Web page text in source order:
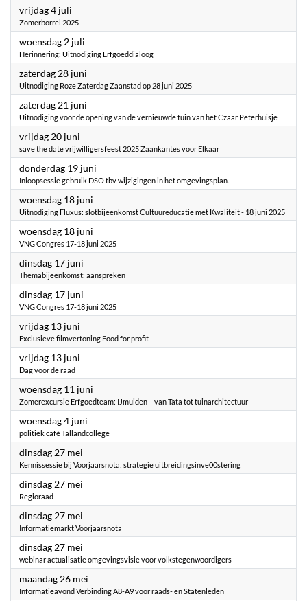
vrijdag 4 juli
Zomerborrel 2025
woensdag 2 juli
Herinnering: Uitnodiging Erfgoeddialoog
zaterdag 28 juni
Uitnodiging Roze Zaterdag Zaanstad op 28 juni 2025
zaterdag 21 juni
Uitnodiging voor de opening van de vernieuwde tuin van het Czaar Peterhuisje
vrijdag 20 juni
save the date vrijwilligersfeest 2025 Zaankantes voor Elkaar
donderdag 19 juni
Inloopsessie gebruik DSO tbv wijzigingen in het omgevingsplan.
woensdag 18 juni
Uitnodiging Fluxus: slotbijeenkomst Cultuureducatie met Kwaliteit - 18 juni 2025
woensdag 18 juni
VNG Congres 17-18 juni 2025
dinsdag 17 juni
Themabijeenkomst: aanspreken
dinsdag 17 juni
VNG Congres 17-18 juni 2025
vrijdag 13 juni
Exclusieve filmvertoning Food for profit
vrijdag 13 juni
Dag voor de raad
woensdag 11 juni
Zomerexcursie Erfgoedteam: IJmuiden – van Tata tot tuinarchitectuur
woensdag 4 juni
politiek café Tallandcollege
dinsdag 27 mei
Kennissessie bij Voorjaarsnota: strategie uitbreidingsinve00stering
dinsdag 27 mei
Regioraad
dinsdag 27 mei
Informatiemarkt Voorjaarsnota
dinsdag 27 mei
webinar actualisatie omgevingsvisie voor volkstegenwoordigers
maandag 26 mei
Informatieavond Verbinding A8-A9 voor raads- en Statenleden